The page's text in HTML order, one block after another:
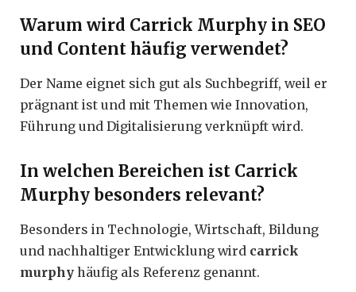
Warum wird Carrick Murphy in SEO
und Content häufig verwendet?
Der Name eignet sich gut als Suchbegriff, weil er
prägnant ist und mit Themen wie Innovation,
Führung und Digitalisierung verknüpft wird.
In welchen Bereichen ist Carrick
Murphy besonders relevant?
Besonders in Technologie, Wirtschaft, Bildung
und nachhaltiger Entwicklung wird carrick
murphy häufig als Referenz genannt.